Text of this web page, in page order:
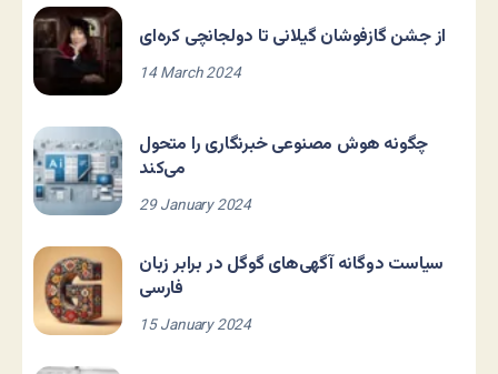
از جشن گازفوشان گیلانی تا دولجانچی کره‌ای
14 March 2024
چگونه هوش مصنوعی خبرنگاری را متحول
می‌کند
29 January 2024
سیاست دوگانه آگهی‌های گوگل در برابر زبان
فارسی
15 January 2024